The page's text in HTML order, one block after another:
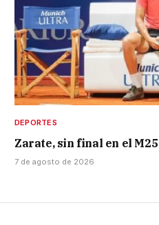
DEPORTES
Zarate, sin final en el
7 de agosto de 2026